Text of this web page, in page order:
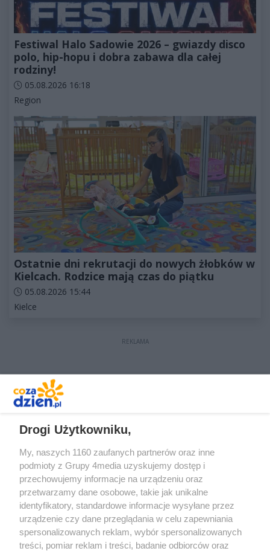
Festiwal Halo Sadowie 2026 – gwiazdy disco
polo, hip-hopu i dobra zabawa dla całej
rodziny!
Data dodania artykułu:
05.08.2026 16:18
Kategorie artykułu:
Region
Ostatnie dni rekrutacji do nowych żłobków w
Kielcach. Rodzice mają czas do piątku
Data dodania artykułu:
05.08.2026 15:44
Kategorie artykułu:
Kielce
REKLAMA
Drogi Użytkowniku,
My, naszych 1160 zaufanych partnerów oraz inne
podmioty z Grupy 4media uzyskujemy dostęp i
przechowujemy informacje na urządzeniu oraz
przetwarzamy dane osobowe, takie jak unikalne
identyfikatory, standardowe informacje wysyłane przez
urządzenie czy dane przeglądania w celu zapewniania
spersonalizowanych reklam, wybór spersonalizowanych
treści, pomiar reklam i treści, badanie odbiorców oraz